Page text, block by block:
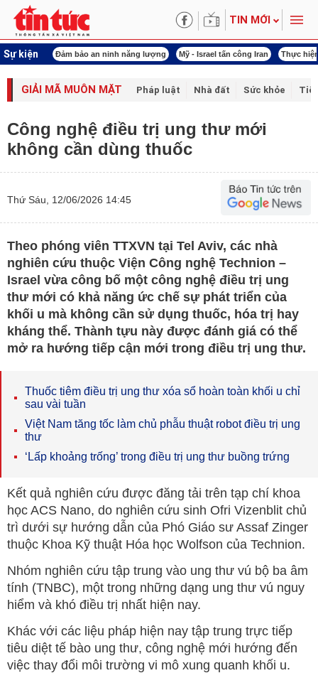
TIN MỚI
Sự kiện
khóa XVI Đảm bảo an ninh năng lượng Mỹ - Israel tấn công Iran Thực
GIẢI MÃ MUÔN MẶT Pháp luật Nhà đất Sức khỏe
Công nghệ điều trị ung thư mới
không cần dùng thuốc
Thứ Sáu, 12/06/2026 14:45
Theo phóng viên TTXVN tại Tel Aviv, các nhà
nghiên cứu thuộc Viện Công nghệ Technion –
Israel vừa công bố một công nghệ điều trị ung
thư mới có khả năng ức chế sự phát triển của
khối u mà không cần sử dụng thuốc, hóa trị hay
kháng thể. Thành tựu này được đánh giá có thể
mở ra hướng tiếp cận mới trong điều trị ung thư.
Thuốc tiêm điều trị ung thư xóa sổ hoàn toàn khối u chỉ
sau vài tuần
Việt Nam tăng tốc làm chủ phẫu thuật robot điều trị ung
thư
‘Lấp khoảng trống’ trong điều trị ung thư buồng trứng
Kết quả nghiên cứu được đăng tải trên tạp chí khoa
học ACS Nano, do nghiên cứu sinh Ofri Vizenblit chủ
trì dưới sự hướng dẫn của Phó Giáo sư Assaf Zinger
thuộc Khoa Kỹ thuật Hóa học Wolfson của Technion.
Nhóm nghiên cứu tập trung vào ung thư vú bộ ba âm
tính (TNBC), một trong những dạng ung thư vú nguy
hiểm và khó điều trị nhất hiện nay.
Khác với các liệu pháp hiện nay tập trung trực tiếp
tiêu diệt tế bào ung thư, công nghệ mới hướng đến
việc thay đổi môi trường vi mô xung quanh khối u.